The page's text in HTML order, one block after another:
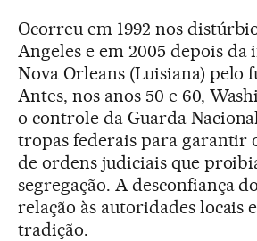
Ocorreu em 1992 nos
Angeles e em 2005 depois da
Nova Orleans (Luisiana) pelo
Antes, nos anos 50 e 60,
o controle da Guarda
tropas federais para garantir
de ordens judiciais que
segregação. A desconfiança
relação às autoridades locais
tradição.